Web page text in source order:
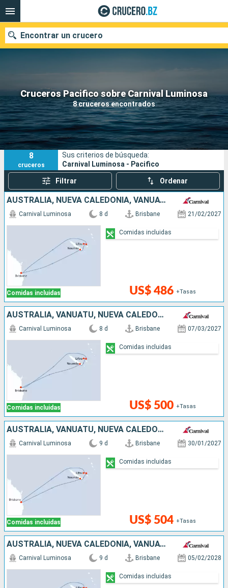
Cruceros Pacifico sobre Carnival Luminosa
8 cruceros encontrados
Encontrar un crucero
Nuestros destinos
Fecha de salida
Puertos Compañías
Buscar
8
cruceros
Sus criterios de búsqueda:
Carnival Luminosa - Pacifico
Filtrar Ordenar
AUSTRALIA, NUEVA CALEDONIA, VANUATU
Comidas incluidas
Carnival Luminosa 8 d Brisbane 21/02/2027
US$ 486 +Tasas
Comidas incluidas
AUSTRALIA, VANUATU, NUEVA CALEDONIA
Comidas incluidas
Carnival Luminosa 8 d Brisbane 07/03/2027
US$ 500 +Tasas
Comidas incluidas
AUSTRALIA, VANUATU, NUEVA CALEDONIA
Comidas incluidas
Carnival Luminosa 9 d Brisbane 30/01/2027
US$ 504 +Tasas
Comidas incluidas
AUSTRALIA, NUEVA CALEDONIA, VANUATU
Carnival Luminosa 9 d Brisbane 05/02/2028
Comidas incluidas